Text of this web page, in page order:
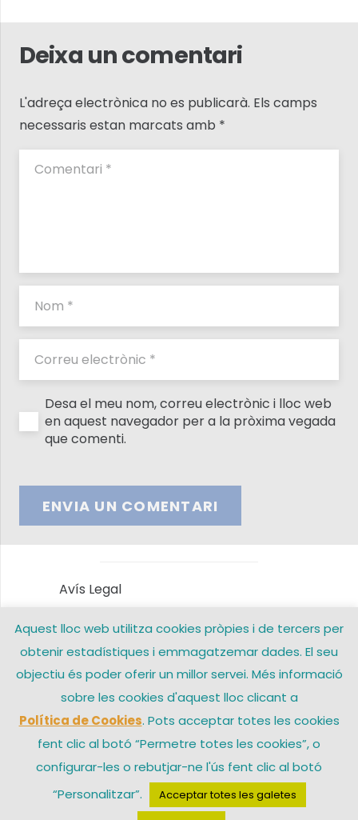
Deixa un comentari
L'adreça electrònica no es publicarà. Els camps
necessaris estan marcats amb *
Desa el meu nom, correu electrònic i lloc web
en aquest navegador per a la pròxima vegada
que comenti.
ENVIA UN COMENTARI
Avís Legal
Política de privacitat
Política de Cookies
Contacte
© 2026 Arxiprestat Santa Coloma de Gramenet – Una web de
Aquest lloc web utilitza cookies pròpies i de tercers per
obtenir estadístiques i emmagatzemar dades. El seu
objectiu és poder oferir un millor servei. Més informació
sobre les cookies d'aquest lloc clicant a
Política de Cookies. Pots acceptar totes les cookies
fent clic al botó “Permetre totes les cookies”, o
configurar-les o rebutjar-ne l'ús fent clic al botó
“Personalitzar”.
Acceptar totes les galetes